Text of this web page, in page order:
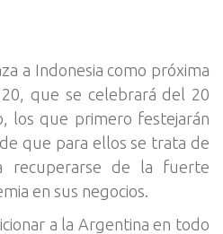
a Indonesia como próxima
que se celebrará del 20
los que primero festejarán
que para ellos se trata de
recuperarse de la fuerte
en sus negocios.
a la Argentina en todo